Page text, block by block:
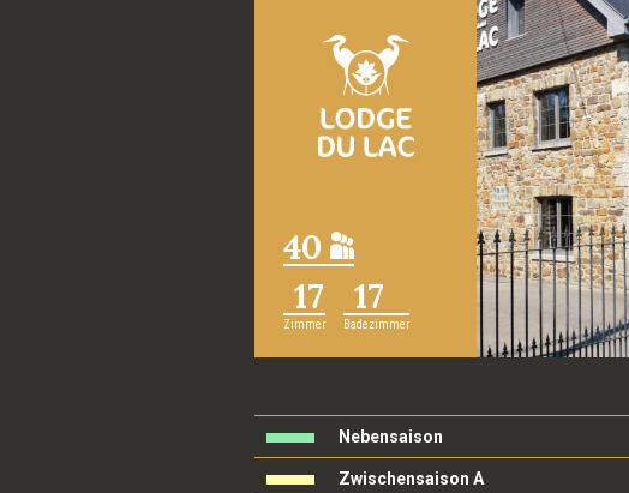
40
17
Zimmer
17
Badezimmer
Nebensaison
Zwischensaison A